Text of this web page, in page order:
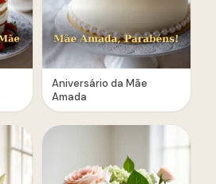
Aniversário da Mãe
Amada